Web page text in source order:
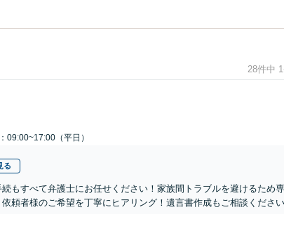
28件中
09:00~17:00（平日）
る
もすべて弁護士にお任せください！家族間トラブルを避けるため
頼者様のご希望を丁寧にヒアリング！遺言書作成もご相談ください